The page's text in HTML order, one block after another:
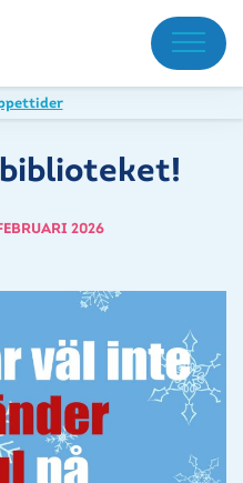
Meny
2026